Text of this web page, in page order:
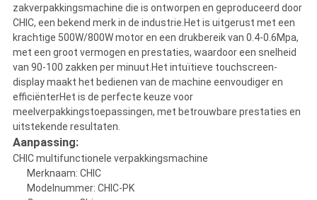
zakverpakkingsmachine die is ontworpen en geproduceerd door
CHIC, een bekend merk in de industrie.Het is uitgerust met een
krachtige 500W/800W motor en een drukbereik van 0.4-0.6Mpa,
met een groot vermogen en prestaties, waardoor een snelheid
van 90-100 zakken per minuut.Het intuïtieve touchscreen-
display maakt het bedienen van de machine eenvoudiger en
efficiënterHet is de perfecte keuze voor
meelverpakkingstoepassingen, met betrouwbare prestaties en
uitstekende resultaten.
Aanpassing:
CHIC multifunctionele verpakkingsmachine
Merknaam: CHIC
Modelnummer: CHIC-PK